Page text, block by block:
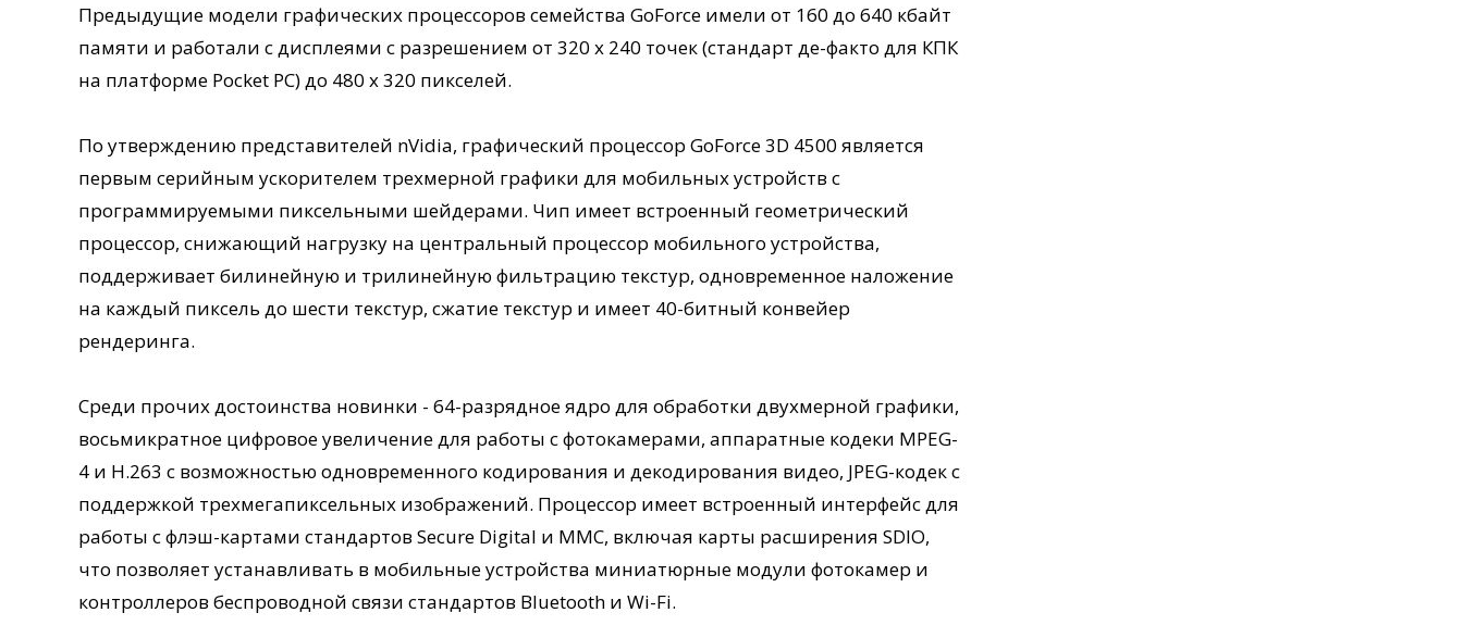
Предыдущие модели графических процессоров семейства GoForce имели от 160 до 640 кбайт
памяти и работали с дисплеями с разрешением от 320 x 240 точек (стандарт де-факто для КПК
на платформе Pocket PC) до 480 x 320 пикселей.
По утверждению представителей nVidia, графический процессор GoForce 3D 4500 является
первым серийным ускорителем трехмерной графики для мобильных устройств с
программируемыми пиксельными шейдерами. Чип имеет встроенный геометрический
процессор, снижающий нагрузку на центральный процессор мобильного устройства,
поддерживает билинейную и трилинейную фильтрацию текстур, одновременное наложение
на каждый пиксель до шести текстур, сжатие текстур и имеет 40-битный конвейер
рендеринга.
Среди прочих достоинства новинки - 64-разрядное ядро для обработки двухмерной графики,
восьмикратное цифровое увеличение для работы с фотокамерами, аппаратные кодеки MPEG-
4 и H.263 с возможностью одновременного кодирования и декодирования видео, JPEG-кодек с
поддержкой трехмегапиксельных изображений. Процессор имеет встроенный интерфейс для
работы с флэш-картами стандартов Secure Digital и MMC, включая карты расширения SDIO,
что позволяет устанавливать в мобильные устройства миниатюрные модули фотокамер и
контроллеров беспроводной связи стандартов Bluetooth и Wi-Fi.